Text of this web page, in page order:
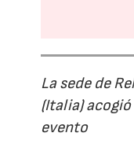
La sede de
(Italia)
evento